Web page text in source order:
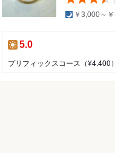
天ぷ
串揚
食堂
夜 ￥3,000～
昼の点数：
5.0